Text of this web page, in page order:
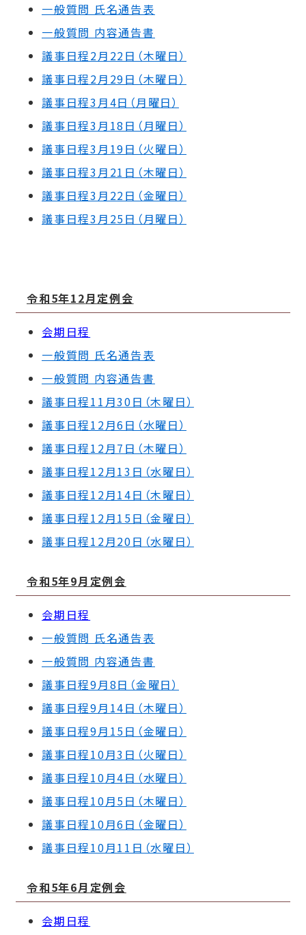
一般質問 氏名通告表
一般質問 内容通告書
議事日程2月22日（木曜日）
議事日程2月29日（木曜日）
議事日程3月4日（月曜日）
議事日程3月18日（月曜日）
議事日程3月19日（火曜日）
議事日程3月21日（木曜日）
議事日程3月22日（金曜日）
議事日程3月25日（月曜日）
令和5年12月定例会
会期日程
一般質問 氏名通告表
一般質問 内容通告書
議事日程11月30日（木曜日）
議事日程12月6日（水曜日）
議事日程12月7日（木曜日）
議事日程12月13日（水曜日）
議事日程12月14日（木曜日）
議事日程12月15日（金曜日）
議事日程12月20日（水曜日）
令和5年9月定例会
会期日程
一般質問 氏名通告表
一般質問 内容通告書
議事日程9月8日（金曜日）
議事日程9月14日（木曜日）
議事日程9月15日（金曜日）
議事日程10月3日（火曜日）
議事日程10月4日（水曜日）
議事日程10月5日（木曜日）
議事日程10月6日（金曜日）
議事日程10月11日（水曜日）
令和5年6月定例会
会期日程